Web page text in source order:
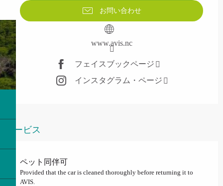
お問い合わせ
www.avis.nc
フェイスブックページ
インスタグラム・ページ
サービス
ペット同伴可
Provided that the car is cleaned thoroughly before returning it to
AVIS.